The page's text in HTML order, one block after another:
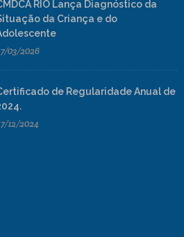
RIO Lança Diagnóstico da
da Criança e do
03/2026
de Regularidade Anual de
12/2024